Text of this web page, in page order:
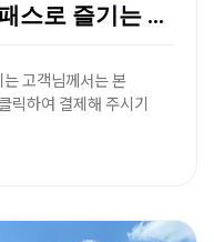
[오사카 필수 코스] 주유패스로 즐기는 츠텐카쿠 전망대…
고객님께서는 본
릭하여 결제해 주시기